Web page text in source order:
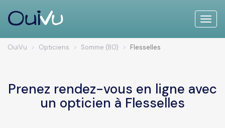
Toggle
OuiVu Opticiens Somme (80) Flesselles
Prenez rendez-vous en ligne avec
un opticien à Flesselles